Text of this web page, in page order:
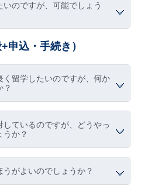
のですが、可能でしょう
申込・手続き）
く留学したいのですが、何か
？
ているのですが、どうやっ
うか？
がよいのでしょうか？